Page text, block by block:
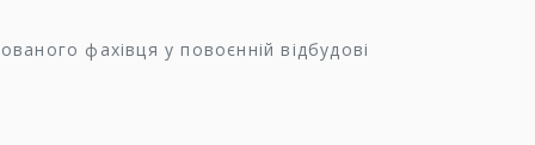
фахівця у повоєнній відбудові